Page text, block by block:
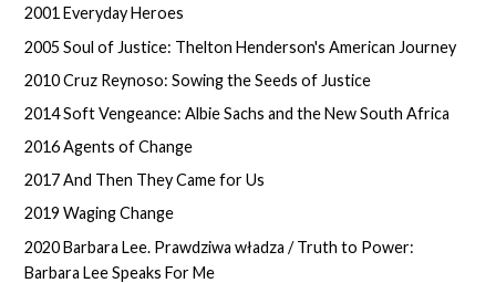
2001 Everyday Heroes
2005 Soul of Justice: Thelton Henderson's American Journey
2010 Cruz Reynoso: Sowing the Seeds of Justice
2014 Soft Vengeance: Albie Sachs and the New South Africa
2016 Agents of Change
2017 And Then They Came for Us
2019 Waging Change
2020 Barbara Lee. Prawdziwa władza / Truth to Power:
Barbara Lee Speaks For Me